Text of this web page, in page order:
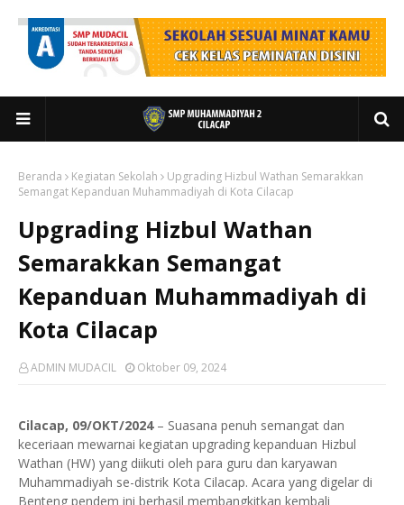
Beranda Kegiatan Sekolah
Upgrading Hizbul Wathan Semarakkan
Semangat Kepanduan Muhammadiyah di Kota Cilacap
Upgrading Hizbul Wathan
Semarakkan Semangat
Kepanduan Muhammadiyah di
Kota Cilacap
ADMIN MUDACIL Oktober 09, 2024
Cilacap, 09/OKT/2024 – Suasana penuh semangat dan
keceriaan mewarnai kegiatan upgrading kepanduan Hizbul
Wathan (HW) yang diikuti oleh para guru dan karyawan
Muhammadiyah se-distrik Kota Cilacap. Acara yang digelar di
Benteng pendem ini berhasil membangkitkan kembali